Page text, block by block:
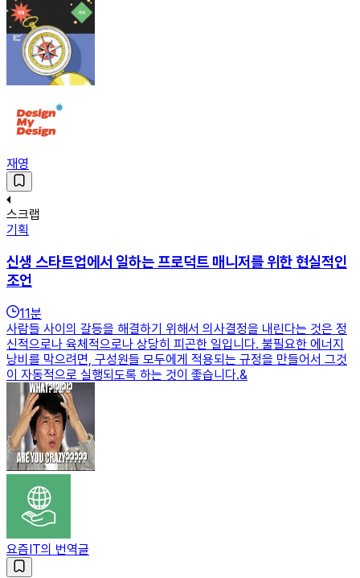
재영
스크랩
기획
신생 스타트업에서 일하는 프로덕트 매니저를 위한 현실적인
조언
11분
사람들 사이의 갈등을 해결하기 위해서 의사결정을 내린다는 것은 정
신적으로나 육체적으로나 상당히 피곤한 일입니다. 불필요한 에너지
낭비를 막으려면, 구성원들 모두에게 적용되는 규정을 만들어서 그것
이 자동적으로 실행되도록 하는 것이 좋습니다.&
요즘IT의 번역글